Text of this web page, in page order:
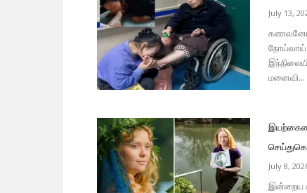
July 13,
கணவனோ,
நோய்வாய்
மனைவி...
July 8,
இன்றைய